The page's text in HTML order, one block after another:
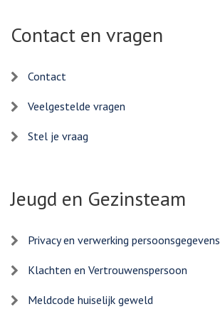
Contact en vragen
Contact
Veelgestelde vragen
Stel je vraag
Jeugd en Gezinsteam
Privacy en verwerking persoonsgegevens
Klachten en Vertrouwenspersoon
Meldcode huiselijk geweld